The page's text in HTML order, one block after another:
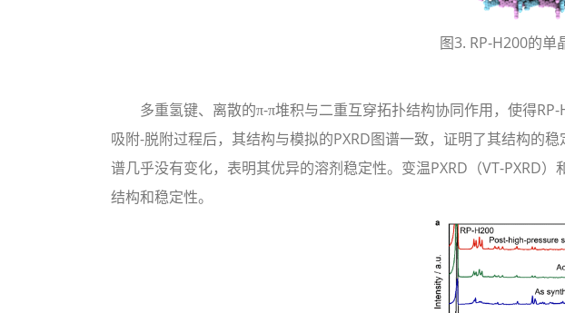
图3. RP-H200的单
多重氢键、离散的π-π堆积与二重互穿拓扑结构协同作用，使得RP-
吸附-脱附过程后，其结构与模拟的PXRD图谱一致，证明了其结构的
谱几乎没有变化，表明其优异的溶剂稳定性。变温PXRD（VT-PXRD
结构和稳定性。